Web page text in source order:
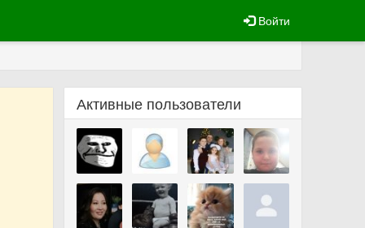
Войти
Активные пользователи